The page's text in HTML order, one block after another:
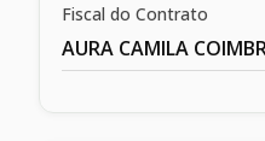
Fiscal do Contrato
AURA CAMILA